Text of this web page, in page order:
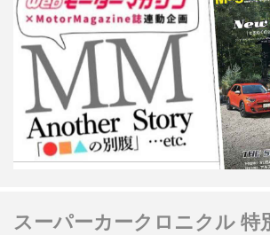
功させ、見事に9位入
スーパーカークロニクル 特